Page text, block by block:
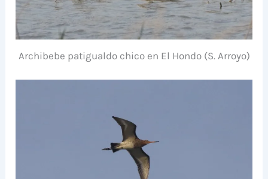
Archibebe patigualdo chico en El Hondo (S. Arroyo)